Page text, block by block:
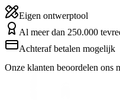
Eigen ontwerptool
Al meer dan 250.000
Achteraf betalen mogelijk
Onze klanten beoordelen ons